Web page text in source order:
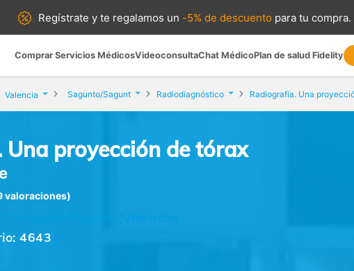
Regístrate yte regalamos un -5% de descuento para tu compra.
Comprar Servicios MédicosVideoconsultaChat MédicoPlan de salud Fidelity
Valencia Sagunto/Sagunt Radiodiagnóstico
proyección de tórax
valoraciones)
4643